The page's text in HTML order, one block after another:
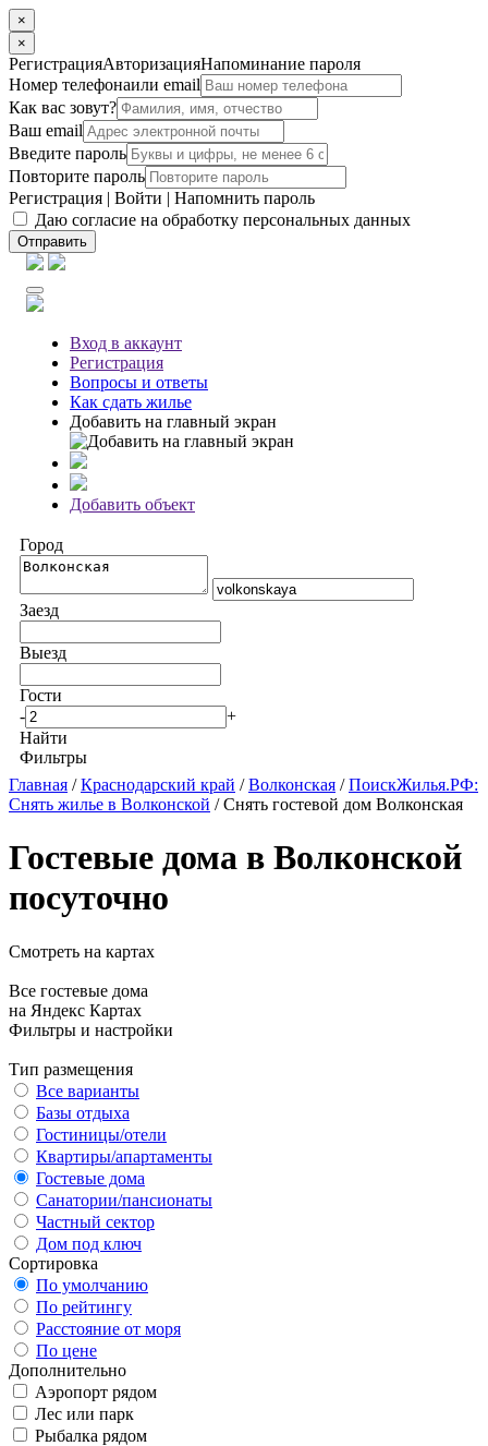
×
×
РегистрацияАвторизацияНапоминание пароля
Номер телефонаили email
Как вас зовут?
Ваш email
Введите пароль
Повторите пароль
Регистрация | Войти | Напомнить пароль
Даю согласие на обработку персональных данных
Отправить
Вход в аккаунт
Регистрация
Вопросы и ответы
Как сдать жилье
Добавить на главный экран
Добавить объект
Город
Заезд
Выезд
Гости
-
+
Найти
Фильтры
Главная /Краснодарский край /Волконская /ПоискЖилья.РФ:
Снять жилье в Волконской / Снять гостевой дом Волконская
Гостевые дома в Волконской
посуточно
Смотреть на картах
Все гостевые дома
на Яндекс Картах
Фильтры и настройки
Тип размещения
Все варианты
Базы отдыха
Гостиницы/отели
Квартиры/апартаменты
Гостевые дома
Санатории/пансионаты
Частный сектор
Дом под ключ
Сортировка
По умолчанию
По рейтингу
Расстояние от моря
По цене
Дополнительно
Аэропорт рядом
Лес или парк
Рыбалка рядом